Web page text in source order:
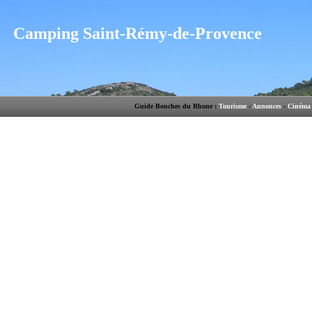
Camping Saint-Rémy-de-Provence
Guide Bouches du Rhone : Tourisme- Annonces- Cinéma